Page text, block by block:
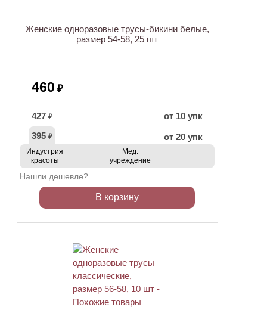
Женские одноразовые трусы-бикини белые,
размер 54-58, 25 шт
460 ₽
427 ₽
от 10 упк
395 ₽ от 20 упк
Индустрия
красоты
Мед.
учреждение
Нашли дешевле?
В корзину